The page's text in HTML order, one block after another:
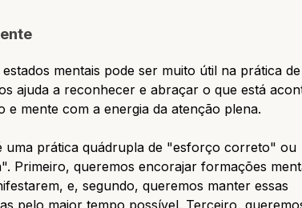
ภาษาไทย /
mentais pode ser muito útil na prática de
ajuda a reconhecer e abraçar o que está
e mente com a energia da atenção plena.
uma prática quádrupla de "esforço correto" ou
Primeiro, queremos encorajar formações
e, segundo, queremos manter essas
pelo maior tempo possível. Terceiro,